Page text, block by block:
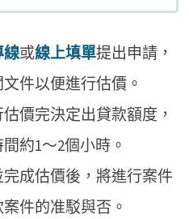
線或線上填單提出申請，
件以便進行估價。
價完決定出貸款額度，
約1～2個小時。
成估價後，將進行案件
件的准駁與否。